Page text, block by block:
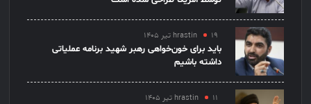
hrastin ۱۹ تیر ۱۴۰۵
باید برای خون‌خواهی رهبر شهید برنامه عملیاتی
داشته باشیم
hrastin ۱۱ تیر ۱۴۰۵